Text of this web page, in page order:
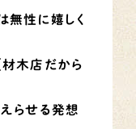
無性に嬉しく
材木店だから
らせる発想